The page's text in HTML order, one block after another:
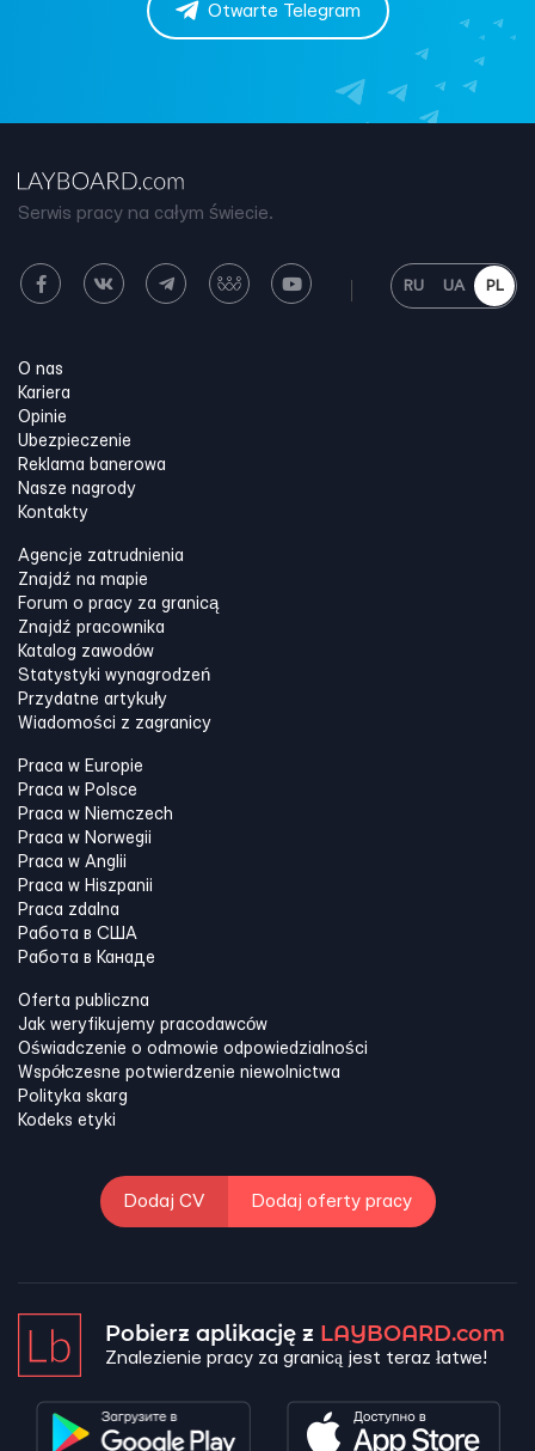
Otwarte Telegram
Serwis pracy na całym świecie.
RU UA PL
O nas
Kariera
Opinie
Ubezpieczenie
Reklama banerowa
Nasze nagrody
Kontakty
Agencje zatrudnienia
Znajdź na mapie
Forum o pracy za granicą
Znajdź pracownika
Katalog zawodów
Statystyki wynagrodzeń
Przydatne artykuły
Wiadomości z zagranicy
Praca w Europie
Praca w Polsce
Praca w Niemczech
Praca w Norwegii
Praca w Anglii
Praca w Hiszpanii
Praca zdalna
Работа в США
Работа в Канадe
Oferta publiczna
Jak weryfikujemy pracodawców
Oświadczenie o odmowie odpowiedzialności
Współczesne potwierdzenie niewolnictwa
Polityka skarg
Kodeks etyki
Dodaj CV Dodaj oferty pracy
Pobierz aplikację z LAYBOARD.com
Znalezienie pracy za granicą jest teraz łatwe!